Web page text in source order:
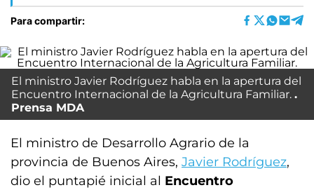
Para compartir:
El ministro Javier Rodríguez habla en la apertura del
Encuentro Internacional de la Agricultura Familiar.
Prensa MDA
El ministro de Desarrollo Agrario de la
provincia de Buenos Aires, Javier Rodríguez,
dio el puntapié inicial al Encuentro